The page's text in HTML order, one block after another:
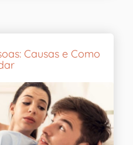
Causas e Como